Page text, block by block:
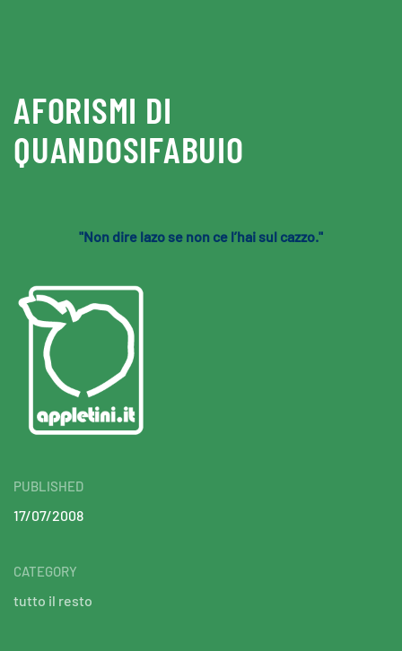
AFORISMI DI
QUANDOSIFABUIO
"Non dire lazo se non ce l’hai sul cazzo."
PUBLISHED
17/07/2008
CATEGORY
tutto il resto